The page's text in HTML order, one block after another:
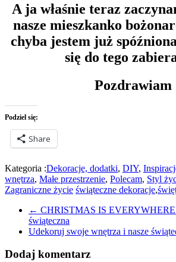
A ja właśnie teraz
nasze mieszkanko
chyba jestem już
się do tego
Pozdrawiam
Podziel się:
Share
Kategoria :Dekoracje, dodatki, DIY,
wnętrza, Małe przestrzenie, Polecam, Styl
Zagraniczne życie świąteczne dekoracje,
← CHRISTMAS IS EVERYWHERE
świąteczna
Udekoruj swoje wnętrza i nasze
Dodaj komentarz